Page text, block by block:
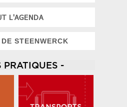
L'AGENDA
STEENWERCK
PRATIQUES -